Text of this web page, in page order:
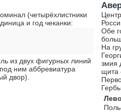
(четырёхлистники
и год чеканки:
из двух фигурных линий
ним аббревиатура
двор).
Обе
На
змия
щита